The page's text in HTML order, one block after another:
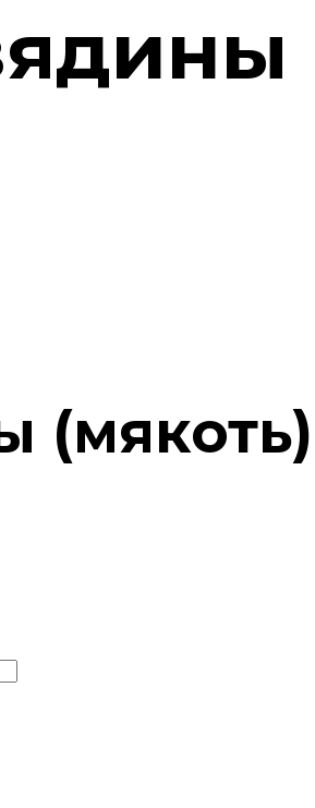
(мякоть)